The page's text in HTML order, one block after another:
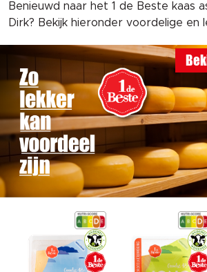
Benieuwd naar het 1 de Beste kaas
Dirk? Bekijk hieronder voordelige en